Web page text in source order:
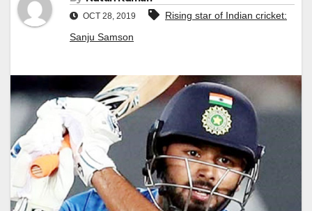
OCT 28, 2019
Rising star of Indian cricket:
Sanju Samson